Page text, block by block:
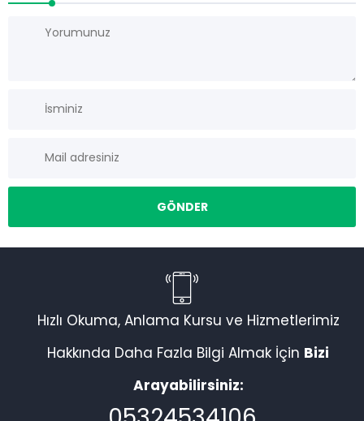
Hızlı Okuma, Anlama Kursu ve Hizmetlerimiz
Hakkında Daha Fazla Bilgi Almak İçin Bizi
Arayabilirsiniz:
Müşteri Temsilcisi
Cevap Yaz